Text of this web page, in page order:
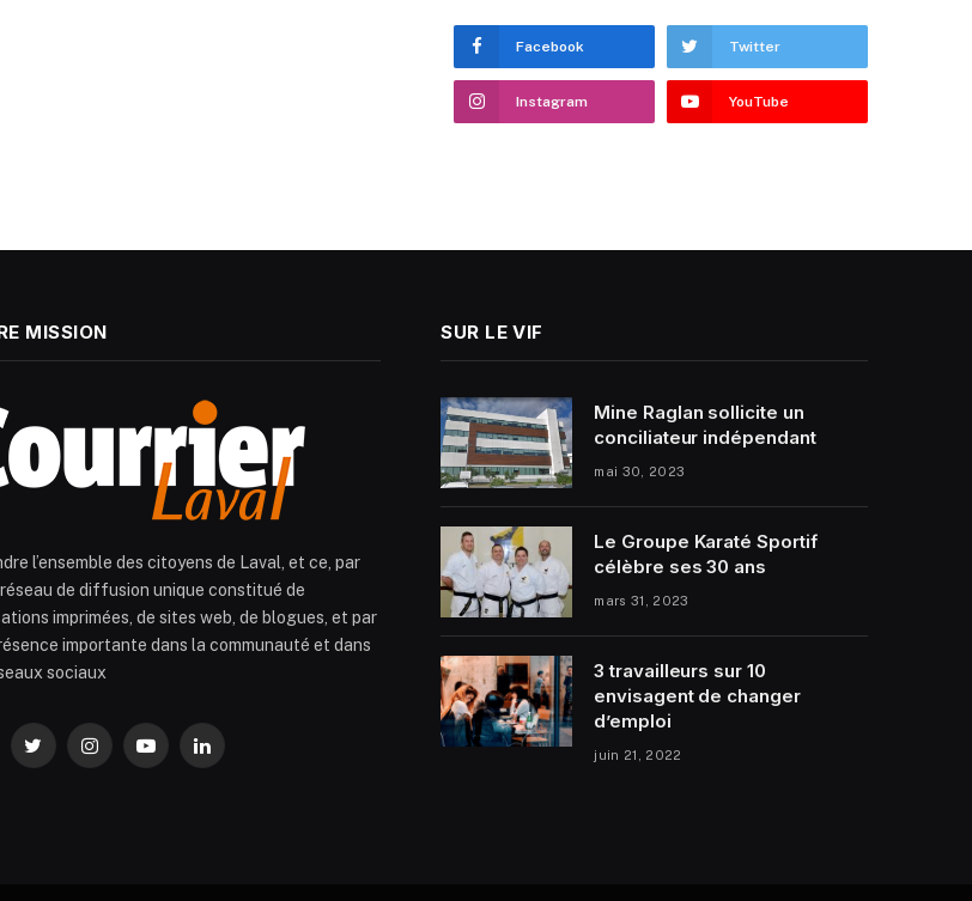
Facebook Twitter
Instagram YouTube
MISSION
l’ensemble des citoyens de Laval, et ce, par
de diffusion unique constitué de
imprimées, de sites web, de blogues, et par
importante dans la communauté et dans
sociaux
TwitterInstagramYouTubeLinkedIn
SUR LE VIF
Mine Raglan sollicite un
conciliateur indépendant
mai 30, 2023
Le Groupe Karaté Sportif
célèbre ses 30 ans
mars 31, 2023
3 travailleurs sur 10
envisagent de changer
d’emploi
juin 21, 2022